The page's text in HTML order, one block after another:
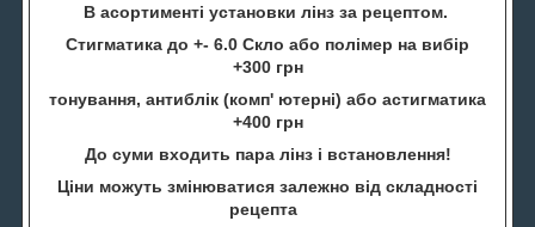
В асортименті установки лінз за рецептом.
Стигматика до +- 6.0 Скло або полімер на вибір
+300 грн
тонування, антиблік (комп' ютерні) або астигматика
+400 грн
До суми входить пара лінз і встановлення!
Ціни можуть змінюватися залежно від складності
рецепта